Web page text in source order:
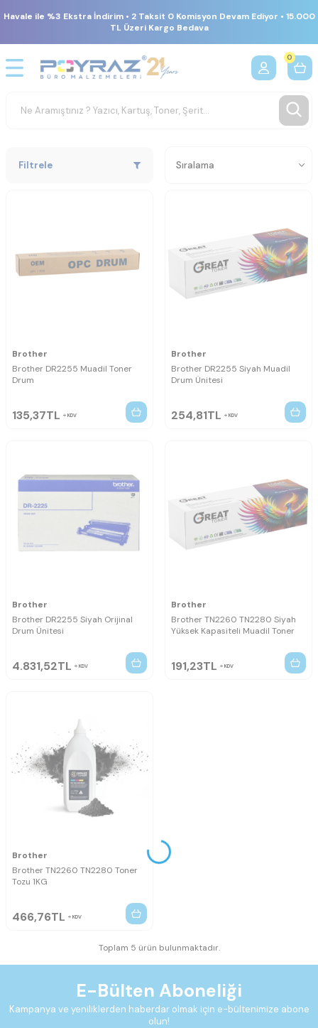
Havale ile %3 Ekstra İndirim • 2 Taksit 0 Komisyon Devam Ediyor • 15.000
TL Üzeri Kargo Bedava
0
Filtrele
Brother
Brother DR2255 Muadil Toner
Drum
135,37TL KDV
Brother
Brother DR2255 Siyah Muadil
Drum Ünitesi
254,81TL KDV
Brother
Brother DR2255 Siyah Orijinal
Drum Ünitesi
4.831,52TL KDV
Brother
Brother TN2260 TN2280 Siyah
Yüksek Kapasiteli Muadil Toner
191,23TL KDV
Brother
Brother TN2260 TN2280 Toner
Tozu 1KG
466,76TL KDV
Toplam 5 ürün bulunmaktadır.
E-Bülten Aboneliği
Kampanya ve yeniliklerden haberdar olmak için e-bültenimize abone
olun!